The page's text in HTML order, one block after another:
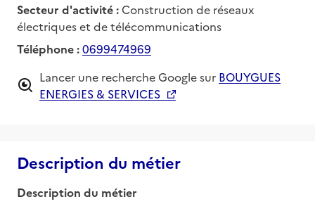
Secteur d'activité : Construction de réseaux
électriques et de télécommunications
Téléphone :0699474969
Lancer une recherche Google sur BOUYGUES
ENERGIES & SERVICES
Description du métier
Description du métier